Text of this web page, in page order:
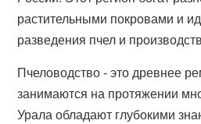
растительными покровами и
разведения пчел и
Пчеловодство - это древнее
занимаются на протяжении
Урала обладают глубокими